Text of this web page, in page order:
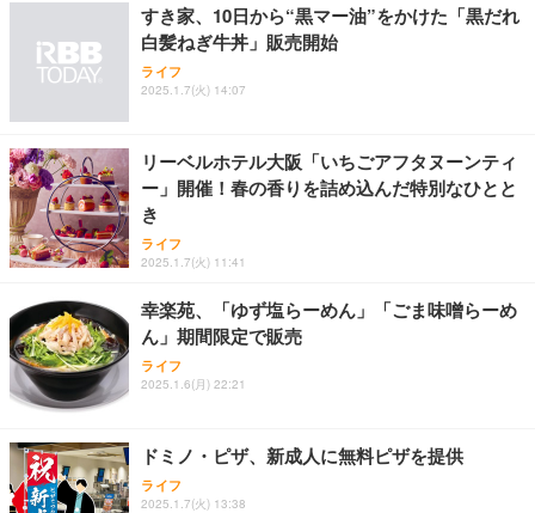
務用 おしゃれ パソコンチェア (ホワイト)
ANDWINT オフィスチェア デスクチェア 肘なし メ
ッシュ 通気性 ランバーサポート付き 腰サポート ガ
ス圧無段階昇降 360度回転 キャスター付き コンパク
【MiniLED/24.5inch/280Hz/FHD】GRAPHT THE S
HOOTER Gaming Monitor 24” Essential ゲーミン
グモニター QD 24.5インチ 1ms FHD 量子ドット 残
アイリスオーヤマ ペットシーツ 超厚型 お徳用 レギ
ュラー 200枚入【Amazon.co.jp限定】
すき家、10日から“黒マー油”をかけた「黒だれ
白髪ねぎ牛丼」販売開始
ライフ
2025.1.7(火) 14:07
リーベルホテル大阪「いちごアフタヌーンティ
ー」開催！春の香りを詰め込んだ特別なひとと
き
ライフ
2025.1.7(火) 11:41
幸楽苑、「ゆず塩らーめん」「ごま味噌らーめ
ん」期間限定で販売
ライフ
2025.1.6(月) 22:21
ドミノ・ピザ、新成人に無料ピザを提供
ライフ
2025.1.7(火) 13:38